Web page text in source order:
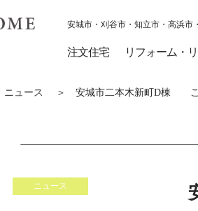
ナイスホーム トップページへ移動
安城市・刈谷市・知立市・高浜市
注文住宅 リフォーム・
ニュース ＞ 安城市二本木新町D棟 ご
ニュース